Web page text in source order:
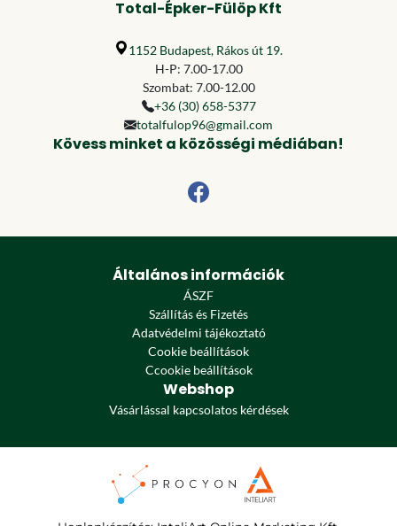
Total-Épker-Fülöp Kft
1152 Budapest, Rákos út 19.
H-P: 7.00-17.00
Szombat: 7.00-12.00
+36 (30) 658-5377
totalfulop96@gmail.com
Kövess minket a közösségi médiában!
Általános információk
ÁSZF
Szállítás és Fizetés
Adatvédelmi tájékoztató
Cookie beállítások
Ccookie beállítások
Webshop
Vásárlással kapcsolatos kérdések